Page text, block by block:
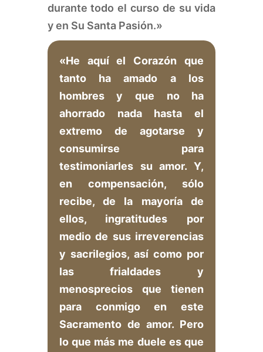
durante todo el curso de su vida
y en Su Santa Pasión.»
«He aquí el Corazón que
tanto ha amado a los
hombres y que no ha
ahorrado nada hasta el
extremo de agotarse y
consumirse para
testimoniarles su amor. Y,
en compensación, sólo
recibe, de la mayoría de
ellos, ingratitudes por
medio de sus irreverencias
y sacrilegios, así como por
las frialdades y
menosprecios que tienen
para conmigo en este
Sacramento de amor. Pero
lo que más me duele es que